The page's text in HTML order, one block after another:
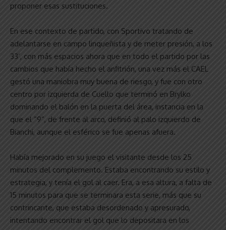
proponer esas sustituciones.
En ese contexto de partido, con Sportivo tratando de
adelantarse en campo linqueñista y de meter presión, a los
33’, con más espacios ahora que en todo el partido por las
cambios que había hecho el anfitrión, una vez más el CAEL
gestó una maniobra muy buena de riesgo, y fue con otro
centro por izquierda de Cuello que terminó en Brylko
dominando el balón en la puerta del área, instancia en la
que el “9”, de frente al arco, definió al palo izquierdo de
Bianchi, aunque el esférico se fue apenas afuera.
Había mejorado en su juego el visitante desde los 25
minutos del complemento. Estaba encontrando su estilo y
estrategia, y tenía el gol al caer. Era, a esa altura, a falta de
15 minutos para que se terminara esta serie, más que su
contrincante, que estaba desordenado y apresurado,
intentando encontrar el gol que lo depositara en los